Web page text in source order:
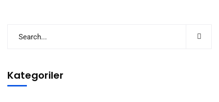
Kategoriler